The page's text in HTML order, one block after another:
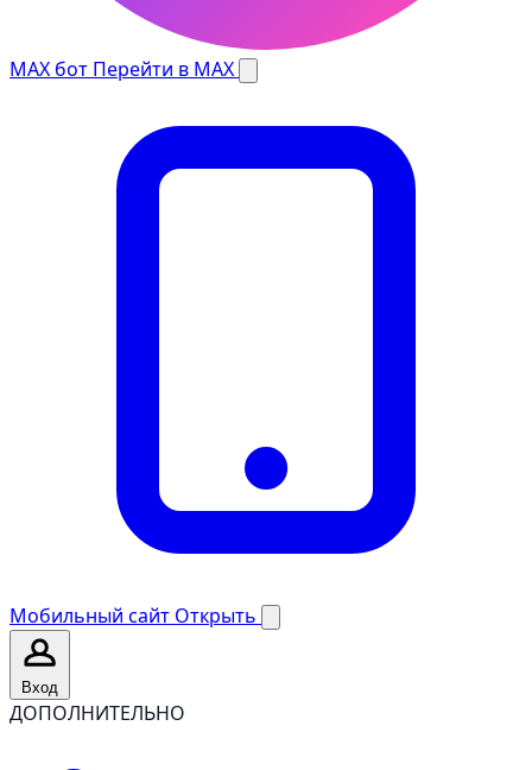
MAX бот Перейти в MAX
Мобильный сайт Открыть
Вход
ДОПОЛНИТЕЛЬНО